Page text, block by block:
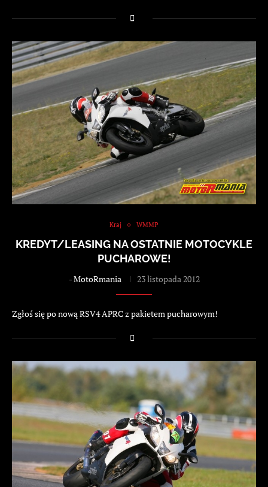
Kraj WMMP
KREDYT/LEASING NA OSTATNIE MOTOCYKLE
PUCHAROWE!
-MotoRmania 23 listopada 2012
Zgłoś się po nową RSV4 APRC z pakietem pucharowym!